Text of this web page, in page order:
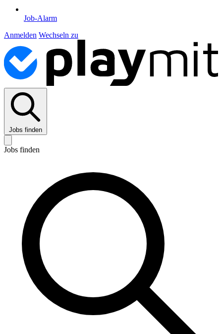
Job-Alarm
Anmelden Wechseln zu
Jobs finden
Jobs finden